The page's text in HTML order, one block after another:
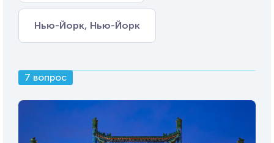
Нью-Йорк, Нью-Йорк
7 вопрос